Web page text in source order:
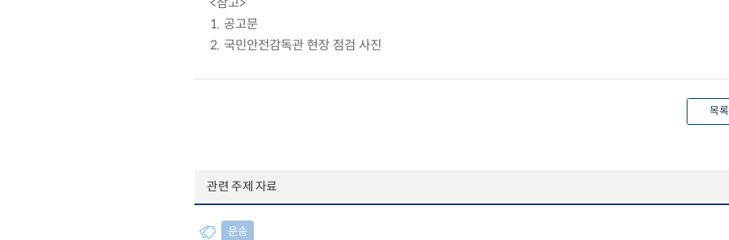
<참고>
1. 공고문
2. 국민안전감독관 현장 점검 사진
목록
관련 주제 자료
운송